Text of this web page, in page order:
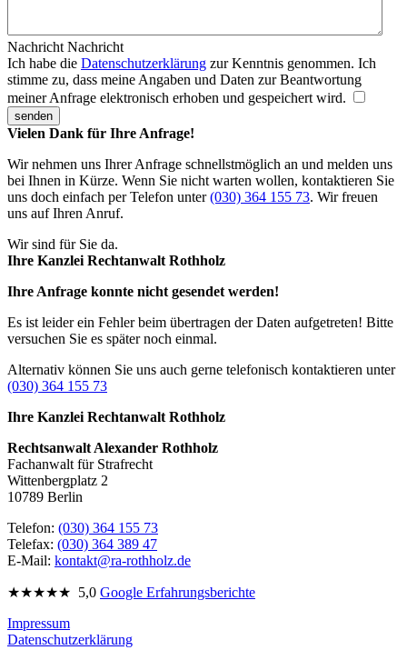
Nachricht Nachricht
Ich habe die Datenschutzerklärung zur Kenntnis genommen. Ich
stimme zu, dass meine Angaben und Daten zur Beantwortung
meiner Anfrage elektronisch erhoben und gespeichert wird.
senden
Vielen Dank für Ihre Anfrage!
Wir nehmen uns Ihrer Anfrage schnellstmöglich an und melden uns
bei Ihnen in Kürze. Wenn Sie nicht warten wollen, kontaktieren Sie
uns doch einfach per Telefon unter(030) 364 155 73. Wir freuen
uns auf Ihren Anruf.
Wir sind für Sie da.
Ihre Kanzlei Rechtanwalt Rothholz
Ihre Anfrage konnte nicht gesendet werden!
Es ist leider ein Fehler beim übertragen der Daten aufgetreten! Bitte
versuchen Sie es später noch einmal.
Alternativ können Sie uns auch gerne telefonisch kontaktieren unter
(030) 364 155 73
Ihre Kanzlei Rechtanwalt Rothholz
Rechtsanwalt Alexander Rothholz
Fachanwalt für Strafrecht
Wittenbergplatz 2
10789 Berlin
Telefon: (030) 364 155 73
Telefax: (030) 364 389 47
E-Mail: kontakt@ra-rothholz.de
★★★★★ 5,0 Google Erfahrungsberichte
Impressum
Datenschutzerklärung